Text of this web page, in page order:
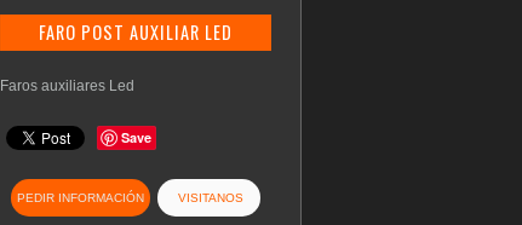
FARO POST AUXILIAR LED
Faros auxiliares Led
Save
PEDIR INFORMACIÓN VISITANOS